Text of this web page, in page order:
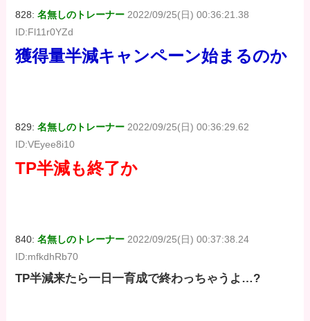
828:名無しのトレーナー 2022/09/25(日) 00:36:21.38
ID:Fl11r0YZd
獲得量半減キャンペーン始まるのか
829:名無しのトレーナー 2022/09/25(日) 00:36:29.62
ID:VEyee8i10
TP半減も終了か
840:名無しのトレーナー 2022/09/25(日) 00:37:38.24
ID:mfkdhRb70
TP半減来たら一日一育成で終わっちゃうよ…?